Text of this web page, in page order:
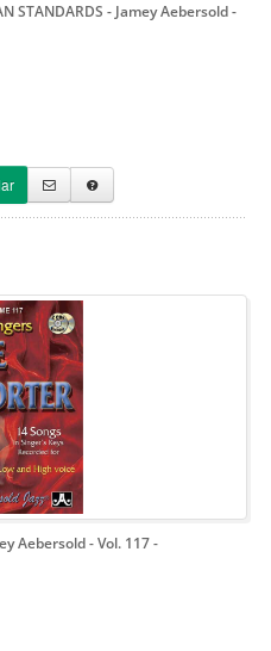
STANDARDS - Jamey Aebersold -
Aebersold - Vol. 117-